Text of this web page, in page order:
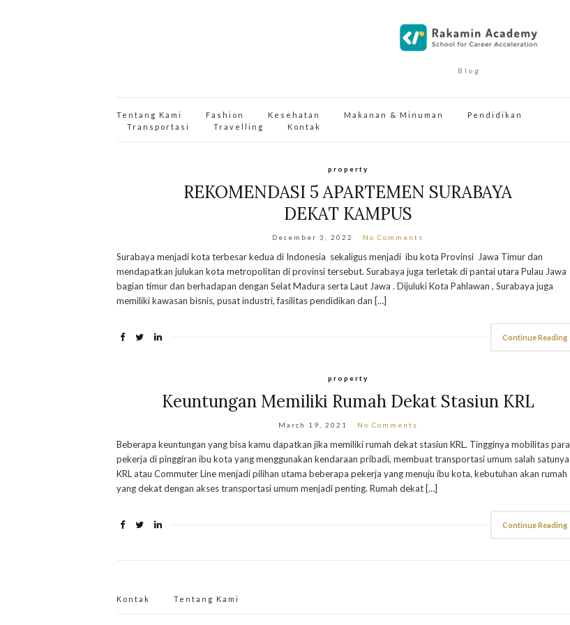
Blog
Tentang Kami Fashion Kesehatan Makanan & Minuman
Pendidikan
Transportasi
Travelling Kontak
property
REKOMENDASI 5 APARTEMEN SURABAYA
DEKAT KAMPUS
December 3, 2022 No Comments
Surabaya menjadi kota terbesar kedua di Indonesia sekaligus menjadi ibu kota Provinsi Jawa Timur dan
mendapatkan julukan kota metropolitan di provinsi tersebut. Surabaya juga terletak di pantai utara Pulau Jawa
bagian timur dan berhadapan dengan Selat Madura serta Laut Jawa . Dijuluki Kota Pahlawan , Surabaya juga
memiliki kawasan bisnis, pusat industri, fasilitas pendidikan dan […]
Continue Reading
property
Keuntungan Memiliki Rumah Dekat Stasiun KRL
March 19, 2021 No Comments
Beberapa keuntungan yang bisa kamu dapatkan jika memiliki rumah dekat stasiun KRL. Tingginya mobilitas para
pekerja di pinggiran ibu kota yang menggunakan kendaraan pribadi, membuat transportasi umum salah satunya
KRL atau Commuter Line menjadi pilihan utama beberapa pekerja yang menuju ibu kota, kebutuhan akan rumah
yang dekat dengan akses transportasi umum menjadi penting. Rumah dekat […]
Continue Reading
Kontak Tentang Kami